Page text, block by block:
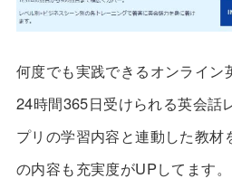
何度でも実践できるオンライン
24時間365日受けられる英会話
プリの学習内容と連動した教材
の内容も充実度がUPしてます。